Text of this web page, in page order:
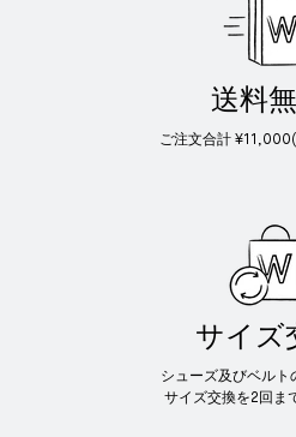
送料
ご注文合計
サイズ
シューズ及びベルト
サイズ交換を2回ま